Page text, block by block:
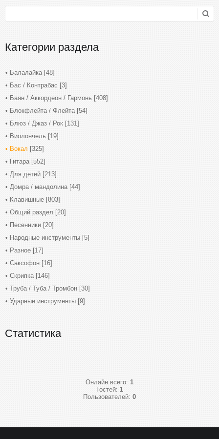
Категории раздела
Балалайка [48]
Бас / Контрабас [3]
Баян / Аккордеон / Гармонь [408]
Блокфлейта / Флейта [54]
Блюз / Джаз / Рок [131]
Виолончель [19]
Вокал [325]
Гитара [552]
Для детей [213]
Домра / мандолина [44]
Клавишные [803]
Общий раздел [20]
Песенники [20]
Народные инструменты [5]
Разное [17]
Саксофон [16]
Скрипка [146]
Труба / Туба / Тромбон [30]
Ударные инструменты [9]
Статистика
Онлайн всего: 1
Гостей: 1
Пользователей: 0